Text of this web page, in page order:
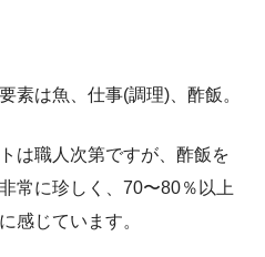
素は魚、仕事(調理)、酢飯。
は職人次第ですが、酢飯を
常に珍しく、70〜80％以上
感じています。